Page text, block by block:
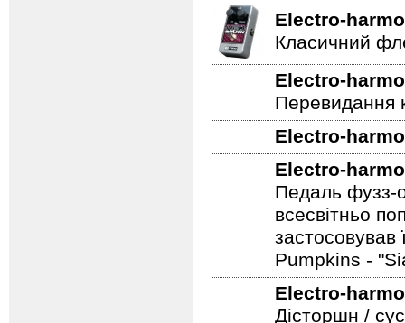
Гітарна /
Electro-
Класичний
Electro-
Перевидання
Electro-
Electro-
Педаль фузз-
всесвітньо
застосовував
Pumpkins -